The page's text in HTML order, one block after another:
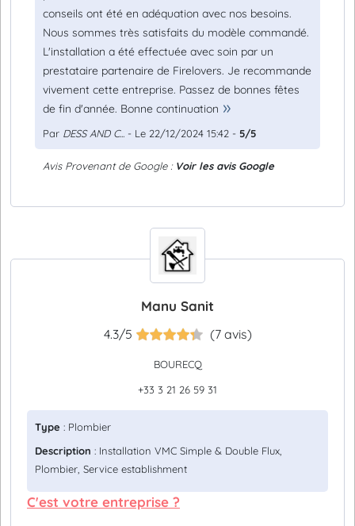
conseils ont été en adéquation avec nos besoins.
Nous sommes très satisfaits du modèle commandé.
L'installation a été effectuée avec soin par un
prestataire partenaire de Firelovers. Je recommande
vivement cette entreprise. Passez de bonnes fêtes
de fin d'année. Bonne continuation
Par DESS AND C... - Le 22/12/2024 15:42 - 5/5
Avis Provenant de Google : Voir les avis Google
Manu Sanit
4.3/5 (7 avis)
BOURECQ
+33 3 21 26 59 31
Type : Plombier
Description : Installation VMC Simple & Double Flux,
Plombier, Service establishment
C'est votre entreprise ?